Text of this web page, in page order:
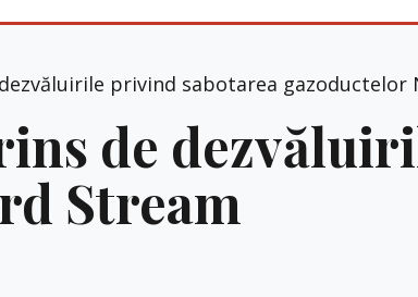
privind sabotarea gazoductelor
de
Stream